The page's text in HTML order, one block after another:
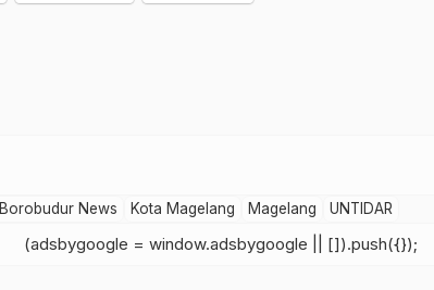
Borobudur News Kota Magelang Magelang UNTIDAR
(adsbygoogle = window.adsbygoogle || []).push({});